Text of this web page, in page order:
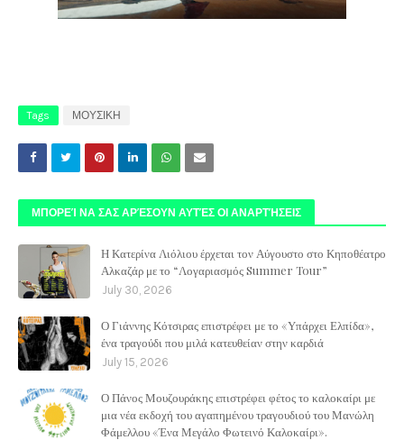
Tags ΜΟΥΣΙΚΗ
ΜΠΟΡΕΊ ΝΑ ΣΑΣ ΑΡΈΣΟΥΝ ΑΥΤΈΣ ΟΙ ΑΝΑΡΤΉΣΕΙΣ
Η Κατερίνα Λιόλιου έρχεται τον Αύγουστο στο Κηποθέατρο
Αλκαζάρ με το “Λογαριασμός Summer Tour”
July 30, 2026
Ο Γιάννης Κότσιρας επιστρέφει με το «Υπάρχει Ελπίδα»,
ένα τραγούδι που μιλά κατευθείαν στην καρδιά
July 15, 2026
Ο Πάνος Μουζουράκης επιστρέφει φέτος το καλοκαίρι με
μια νέα εκδοχή του αγαπημένου τραγουδιού του Μανώλη
Φάμελλου «Ένα Μεγάλο Φωτεινό Καλοκαίρι».